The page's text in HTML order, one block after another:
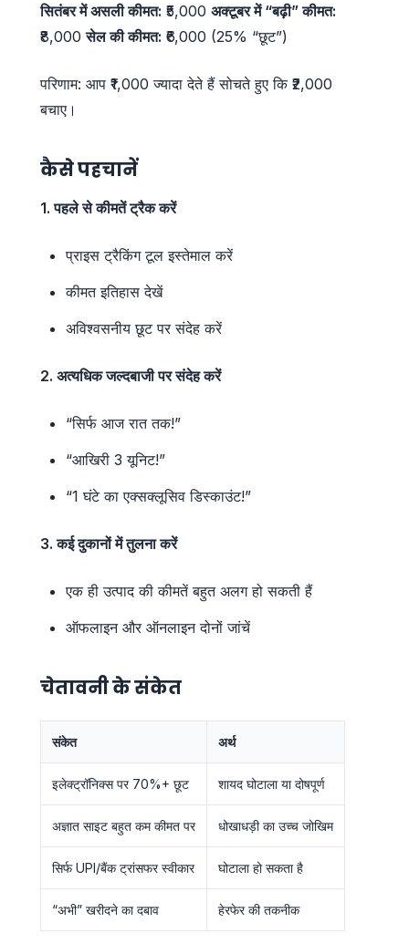
सितंबर में असली कीमत: ₹5,000 अक्टूबर में “बढ़ी” कीमत:
₹8,000सेल की कीमत: ₹6,000 (25% “छूट”)
परिणाम: आप ₹1,000 ज्यादा देते हैं सोचते हुए कि ₹2,000
बचाए।
कैसे पहचानें
1. पहले से कीमतें ट्रैक करें
प्राइस ट्रैकिंग टूल इस्तेमाल करें
कीमत इतिहास देखें
अविश्वसनीय छूट पर संदेह करें
2. अत्यधिक जल्दबाजी पर संदेह करें
“सिर्फ आज रात तक!”
“आखिरी 3 यूनिट!”
“1 घंटे का एक्सक्लूसिव डिस्काउंट!”
3. कई दुकानों में तुलना करें
एक ही उत्पाद की कीमतें बहुत अलग हो सकती हैं
ऑफलाइन और ऑनलाइन दोनों जांचें
चेतावनी के संकेत
संकेत अर्थ
इलेक्ट्रॉनिक्स पर 70%+ छूट शायद घोटाला या दोषपूर्ण
अज्ञात साइट बहुत कम कीमत पर धोखाधड़ी का उच्च जोखिम
सिर्फ UPI/बैंक ट्रांसफर स्वीकार घोटाला हो सकता है
“अभी” खरीदने का दबाव हेरफेर की तकनीक